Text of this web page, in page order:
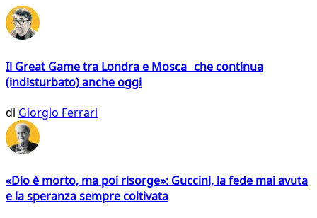
Il Great Game tra Londra e Mosca che continua
(indisturbato) anche oggi
di Giorgio Ferrari
«Dio è morto, ma poi risorge»: Guccini, la fede mai avuta
e la speranza sempre coltivata